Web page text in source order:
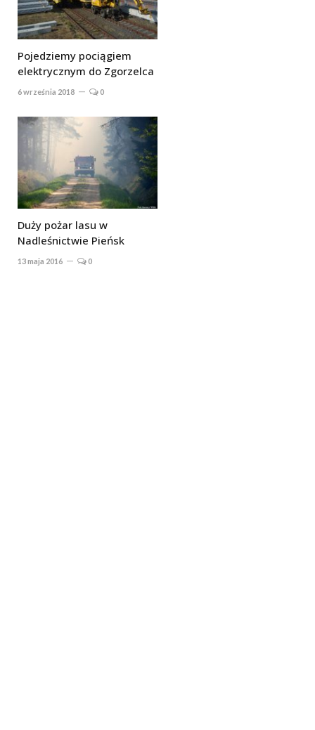
Pojedziemy pociągiem
elektrycznym do Zgorzelca
6 września 2018 0
Duży pożar lasu w
Nadleśnictwie Pieńsk
13 maja 2016 0